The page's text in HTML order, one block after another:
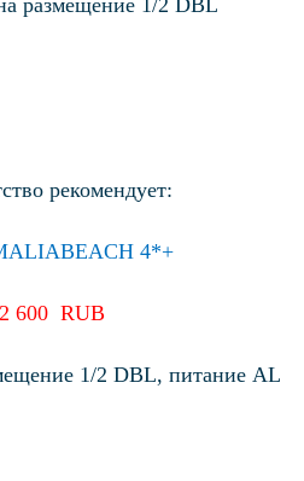
размещение 1/2 DBL
рекомендует:
BEACH4*+
600 RUB
1/2 DBL, питание AL